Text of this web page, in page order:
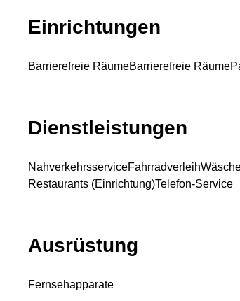
Einrichtungen
Barrierefreie RäumeBarrierefreie Räume
Dienstleistungen
NahverkehrsserviceFahrradverleih
Restaurants (Einrichtung)Telefon-Service
Ausrüstung
Fernsehapparate